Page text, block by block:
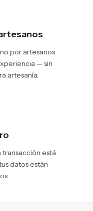
por artesanos
— sin
artesanía.
está
datos están